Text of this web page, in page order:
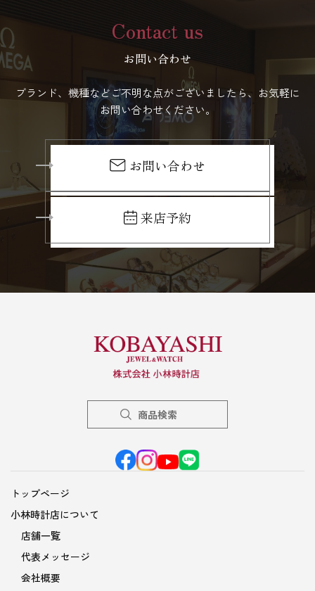
Contact us
お問い合わせ
ブランド、機種などご不明な点がございましたら、お気軽に
お問い合わせください。
お問い合わせ
来店予約
商品検索
トップページ
小林時計店について
店舗一覧
代表メッセージ
会社概要